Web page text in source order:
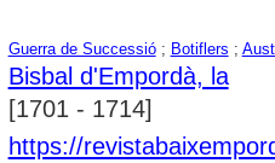
Guerra de Successió; Botiflers ;
Bisbal d'Empordà, la
[1701 - 1714]
https://